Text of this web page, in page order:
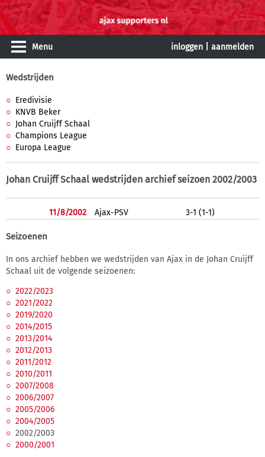
Menu inloggen aanmelden
Wedstrijden
Eredivisie
KNVB Beker
Johan Cruijff Schaal
Champions League
Europa League
Johan Cruijff Schaal wedstrijden archief seizoen 2002/2003
11/8/2002 Ajax-PSV 3-1 (1-1)
Seizoenen
In ons archief hebben we wedstrijden van Ajax in de Johan Cruijff
Schaal uit de volgende seizoenen:
2022/2023
2021/2022
2019/2020
2014/2015
2013/2014
2012/2013
2011/2012
2010/2011
2007/2008
2006/2007
2005/2006
2004/2005
2002/2003
2000/2001